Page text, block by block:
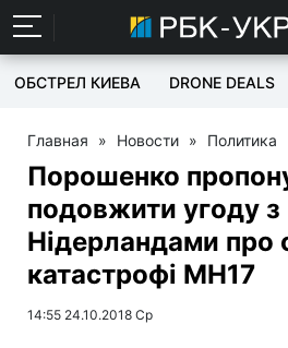
ОБСТРЕЛ КИЕВА DRONE DEALS
Главная » Новости » Политика
Порошенко
подовжити угоду з
Нідерландами про
катастрофі MH17
14:55 24.10.2018 Ср